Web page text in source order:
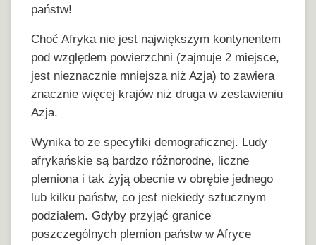
państw!
Choć Afryka nie jest największym kontynentem
pod względem powierzchni (zajmuje 2 miejsce,
jest nieznacznie mniejsza niż Azja) to zawiera
znacznie więcej krajów niż druga w zestawieniu
Azja.
Wynika to ze specyfiki demograficznej. Ludy
afrykańskie są bardzo różnorodne, liczne
plemiona i tak żyją obecnie w obrębie jednego
lub kilku państw, co jest niekiedy sztucznym
podziałem. Gdyby przyjąć granice
poszczególnych plemion państw w Afryce